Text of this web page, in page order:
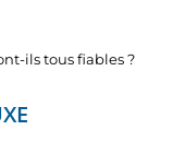
ils tous fiables ?